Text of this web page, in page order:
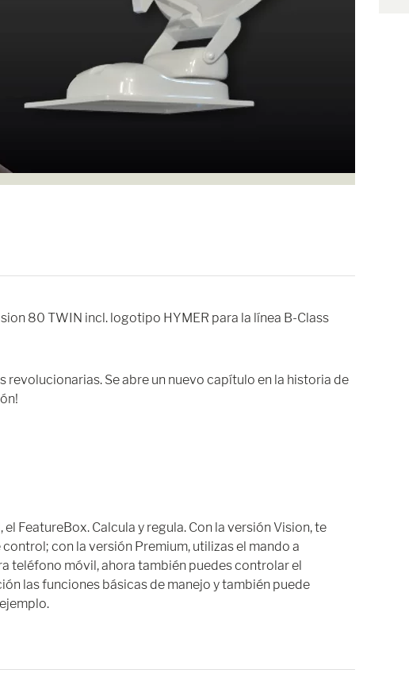
80 TWIN incl. logotipo HYMER para la línea B-Class
Se abre un nuevo capítulo en la historia de
FeatureBox. Calcula y regula. Con la versión Vision, te
con la versión Premium, utilizas el mando a
teléfono móvil, ahora también puedes controlar el
las funciones básicas de manejo y también puede